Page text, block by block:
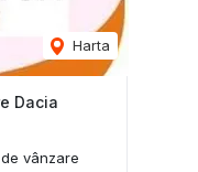
Harta
Dacia
vânzare